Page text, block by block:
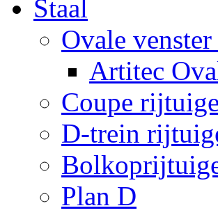
Staal
Ovale
Artitec
Coupe
D-trein
Plan D